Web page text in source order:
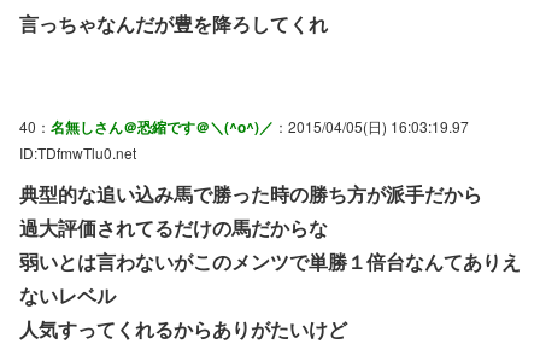
言っちゃなんだが豊を降ろしてくれ
40： 名無しさん＠恐縮です＠＼(^o^)／ ：2015/04/05(日) 16:03:19.97
ID:TDfmwTlu0.net
典型的な追い込み馬で勝った時の勝ち方が派手だから
過大評価されてるだけの馬だからな
弱いとは言わないがこのメンツで単勝１倍台なんてありえ
ないレベル
人気すってくれるからありがたいけど